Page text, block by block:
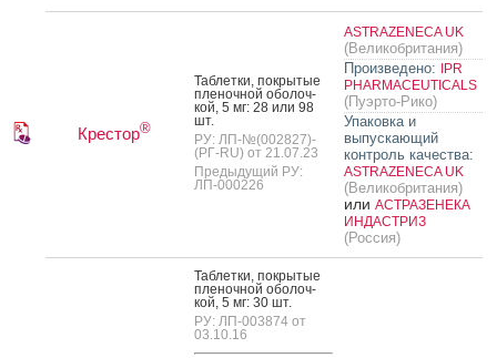
Крестор®
Таб­летки, пок­ры­тые
пле­ноч­ной обо­лоч­
кой, 5 мг: 28 или 98
шт.
РУ: ЛП-№(002827)-
(РГ-RU) от 21.07.23
Предыдущий РУ:
ЛП-000226
ASTRAZENECA UK
(Великобритания)
Произведено: IPR
PHARMACEUTICALS
(Пуэрто-Рико)
Упаковка и
выпускающий
контроль качества:
ASTRAZENECA UK
(Великобритания)
или АСТРАЗЕНЕКА
ИНДАСТРИЗ
(Россия)
Таб­летки, пок­ры­тые
пле­ноч­ной обо­лоч­
кой, 5 мг: 30 шт.
РУ: ЛП-003874 от
03.10.16